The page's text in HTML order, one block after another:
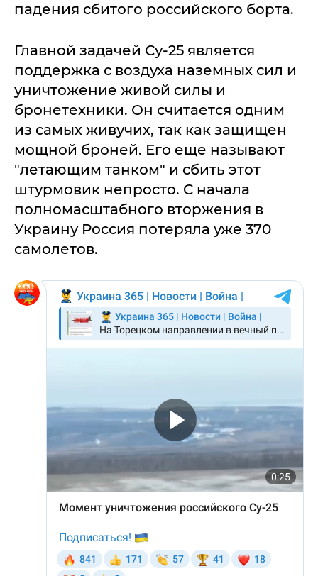
падения сбитого российского борта.
Главной задачей Су-25 является
поддержка с воздуха наземных сил и
уничтожение живой силы и
бронетехники. Он считается одним
из самых живучих, так как защищен
мощной броней. Его еще называют
"летающим танком" и сбить этот
штурмовик непросто. С начала
полномасштабного вторжения в
Украину Россия потеряла уже 370
самолетов.